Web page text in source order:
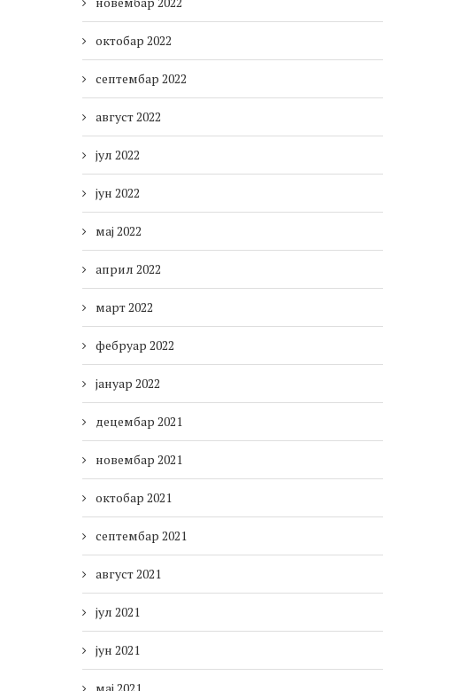
октобар 2022
септембар 2022
август 2022
јул 2022
јун 2022
мај 2022
април 2022
март 2022
фебруар 2022
јануар 2022
децембар 2021
новембар 2021
октобар 2021
септембар 2021
август 2021
јул 2021
јун 2021